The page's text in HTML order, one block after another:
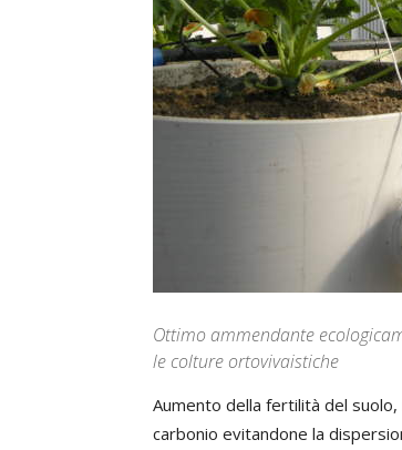
Ottimo ammendante
le colture ortovivaistiche
Aumento della fertilità del
carbonio evitandone la